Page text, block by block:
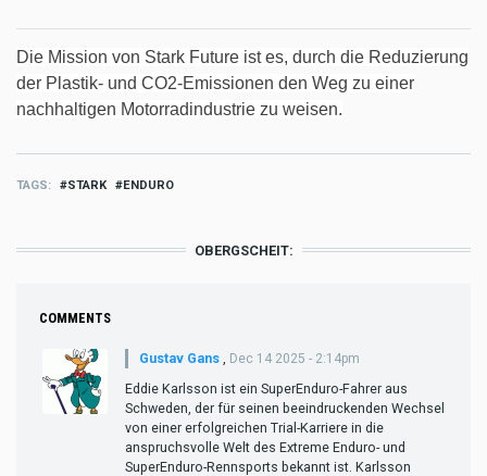
Die Mission von Stark Future ist es, durch die Reduzierung
der Plastik- und CO2-Emissionen den Weg zu einer
nachhaltigen Motorradindustrie zu weisen.
TAGS STARK ENDURO
OBERGSCHEIT:
COMMENTS
Gustav Gans Dec 14 2025 - 2:14pm
Eddie Karlsson ist ein SuperEnduro-Fahrer aus
Schweden, der für seinen beeindruckenden Wechsel
von einer erfolgreichen Trial-Karriere in die
anspruchsvolle Welt des Extreme Enduro- und
SuperEnduro-Rennsports bekannt ist. Karlsson